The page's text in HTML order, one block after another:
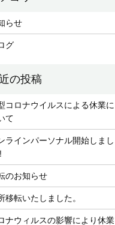
らせ
グ
コロナウイルスによる休業に
て
ラインパーソナル開始しまし
のお知らせ
移転いたしました。
ナウィルスの影響により休業